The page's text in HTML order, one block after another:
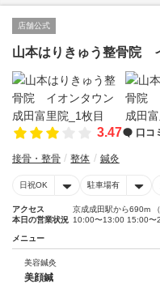
店舗公式
山本はりきゅう整骨院
3.47 口コ
接骨・整骨 整体 鍼灸
日祝OK 駐車場有
アクセス
京成成田駅から690m （
本日の営業状況 10:00〜13:00 15:00〜
メニュー
美容鍼灸
美顔鍼